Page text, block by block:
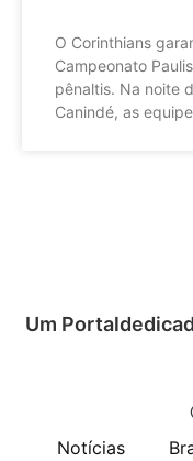
O Corinthians
Campeonato
pênaltis. Na noite
Canindé, as
Um
Notícias